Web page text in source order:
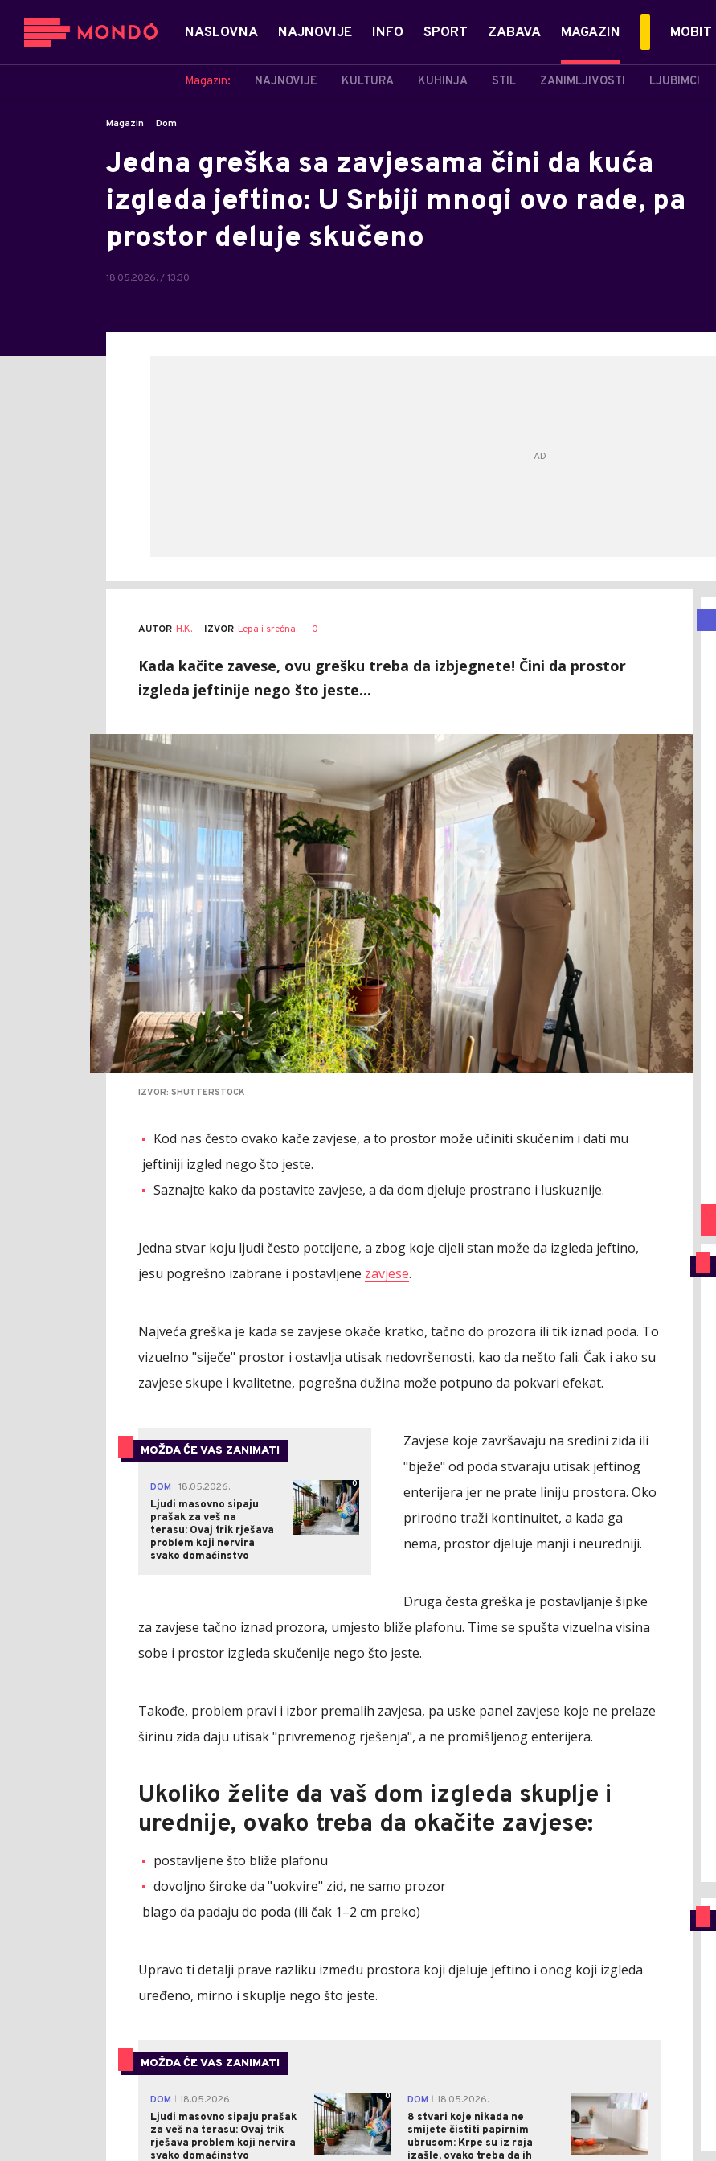
NASLOVNA NAJNOVIJE INFO SPORT ZABAVA MAGAZIN
Magazin: NAJNOVIJE KULTURA KUHINJA STIL ZANIMLJIVOSTI LJUBIMCI
MOBIT
Magazin Dom
Jedna greška sa zavjesama čini da kuća
izgleda jeftino: U Srbiji mnogi ovo rade, pa
prostor deluje skučeno
18.05.2026. / 13:30
AUTOR H.K. IZVOR Lepa i srećna 0
Kada kačite zavese, ovu grešku treba da izbjegnete! Čini da prostor
izgleda jeftinije nego što jeste...
IZVOR: SHUTTERSTOCK
Kod nas često ovako kače zavjese, a to prostor može učiniti skučenim i dati mu
jeftiniji izgled nego što jeste.
Saznajte kako da postavite zavjese, a da dom djeluje prostrano i luskuznije.
Jedna stvar koju ljudi često potcijene, a zbog koje cijeli stan može da izgleda jeftino,
jesu pogrešno izabrane i postavljene zavjese.
Najveća greška je kada se zavjese okače kratko, tačno do prozora ili tik iznad poda. To
vizuelno "siječe" prostor i ostavlja utisak nedovršenosti, kao da nešto fali. Čak i ako su
zavjese skupe i kvalitetne, pogrešna dužina može potpuno da pokvari efekat.
MOŽDA ĆE VAS ZANIMATI
DOM
18.05.2026.
Ljudi masovno sipaju
prašak za veš na
terasu: Ovaj trik rješava
problem koji nervira
svako domaćinstvo
0
Zavjese koje završavaju na sredini zida ili
"bježe" od poda stvaraju utisak jeftinog
enterijera jer ne prate liniju prostora. Oko
prirodno traži kontinuitet, a kada ga
nema, prostor djeluje manji i neuredniji.
Druga česta greška je postavljanje šipke
za zavjese tačno iznad prozora, umjesto bliže plafonu. Time se spušta vizuelna visina
sobe i prostor izgleda skučenije nego što jeste.
Takođe, problem pravi i izbor premalih zavjesa, pa uske panel zavjese koje ne prelaze
širinu zida daju utisak "privremenog rješenja", a ne promišljenog enterijera.
Ukoliko želite da vaš dom izgleda skuplje i
urednije, ovako treba da okačite zavjese:
postavljene što bliže plafonu
dovoljno široke da "uokvire" zid, ne samo prozor
blago da padaju do poda (ili čak 1–2 cm preko)
Upravo ti detalji prave razliku između prostora koji djeluje jeftino i onog koji izgleda
uređeno, mirno i skuplje nego što jeste.
MOŽDA ĆE VAS ZANIMATI
DOM
18.05.2026.
Ljudi masovno sipaju prašak
za veš na terasu: Ovaj trik
rješava problem koji nervira
svako domaćinstvo
0 DOM
18.05.2026.
8 stvari koje nikada ne
smijete čistiti papirnim
ubrusom: Krpe su iz raja
izašle, ovako treba da ih
0